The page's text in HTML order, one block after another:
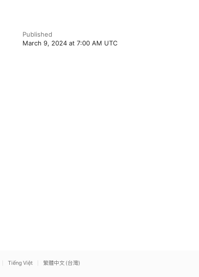
Published
March 9, 2024 at 7:00 AM UTC
Tiếng Việt 繁體中文 (台灣)